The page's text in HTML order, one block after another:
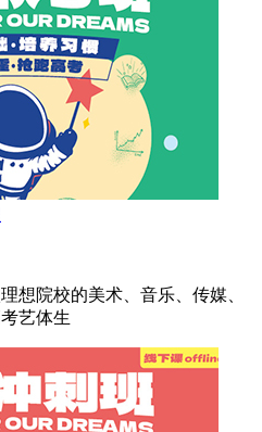
想院校的美术、音乐、传媒、
艺体生